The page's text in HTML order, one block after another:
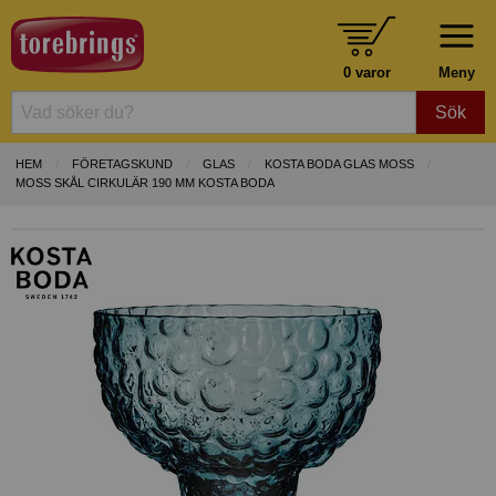
Meny
0 varor
Sök
HEM FÖRETAGSKUND GLAS
KOSTA BODA GLAS MOSS
MOSS SKÅL CIRKULÄR 190 MM KOSTA BODA